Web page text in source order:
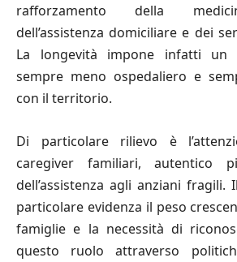
rafforzamento della
dell’assistenza domiciliare e dei
La longevità impone infatti un
sempre meno ospedaliero e
con il territorio.
Di particolare rilievo è
caregiver familiari, autentico
dell’assistenza agli anziani fragili.
particolare evidenza il peso
famiglie e la necessità di
questo ruolo attraverso